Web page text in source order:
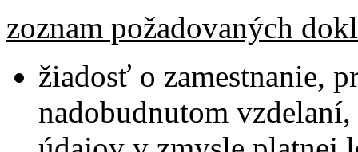
zoznam požadovaných
žiadosť o zamestnanie,
nadobudnutom